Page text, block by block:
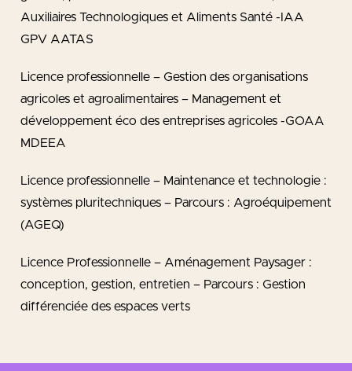
Auxiliaires Technologiques et Aliments Santé -IAA
GPV AATAS
Licence professionnelle – Gestion des organisations
agricoles et agroalimentaires – Management et
développement éco des entreprises agricoles -GOAA
MDEEA
Licence professionnelle – Maintenance et technologie :
systèmes pluritechniques – Parcours : Agroéquipement
(AGEQ)
Licence Professionnelle – Aménagement Paysager :
conception, gestion, entretien – Parcours : Gestion
différenciée des espaces verts